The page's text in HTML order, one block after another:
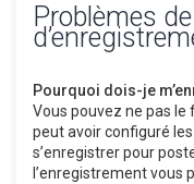
Problèmes
Pourquoi dois-je
Vous pouvez ne pas
peut avoir configuré
s’enregistrer pour
l’enregistrement vous